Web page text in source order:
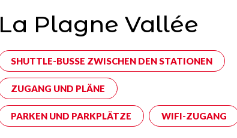
La Plagne Vallée
SHUTTLE-BUSSE ZWISCHEN DEN STATIONEN
ZUGANG UND PLÄNE
PARKEN UND PARKPLÄTZE WIFI-ZUGANG